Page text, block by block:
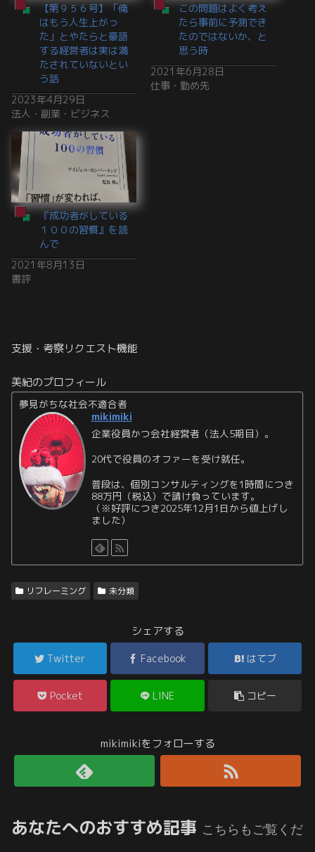
【第９５６号】「俺
はもう人生上がっ
た」とやたらと豪語
する経営者は実は満
たされていないとい
う話
2023年4月29日
法人・副業・ビジネス
この問題はよく考え
たら事前に予測でき
たのではないか、と
思う時
2021年6月28日
仕事・勤め先
『成功者がしている
１００の習慣』を読
んで
2021年8月13日
書評
支援・考察リクエスト機能
美紀のプロフィール
夢見がちな社会不適合者
mikimiki
企業役員かつ会社経営者（法人5期目）。
20代で役員のオファーを受け就任。
普段は、個別コンサルティングを1時間につき
88万円（税込）で請け負っています。
（※好評につき2025年12月1日から値上げし
ました）
リフレーミング 未分類
シェアする
Twitter Facebook はてブ
Pocket LINE コピー
mikimikiをフォローする
あなたへのおすすめ記事 こちらもご覧くだ